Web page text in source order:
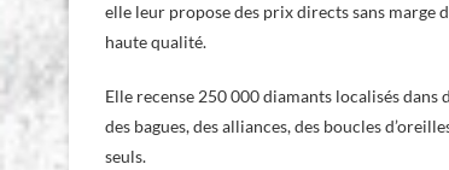
elle leur propose des prix directs sans marge
haute qualité.
Elle recense 250 000 diamants localisés
des bagues, des alliances, des boucles
seuls.